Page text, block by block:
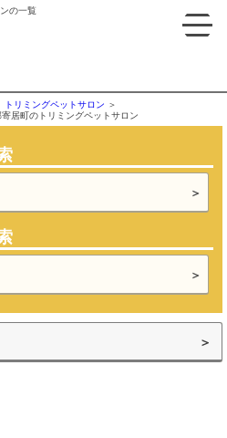
の一覧
トリミングペットサロン
居町のトリミングペットサロン